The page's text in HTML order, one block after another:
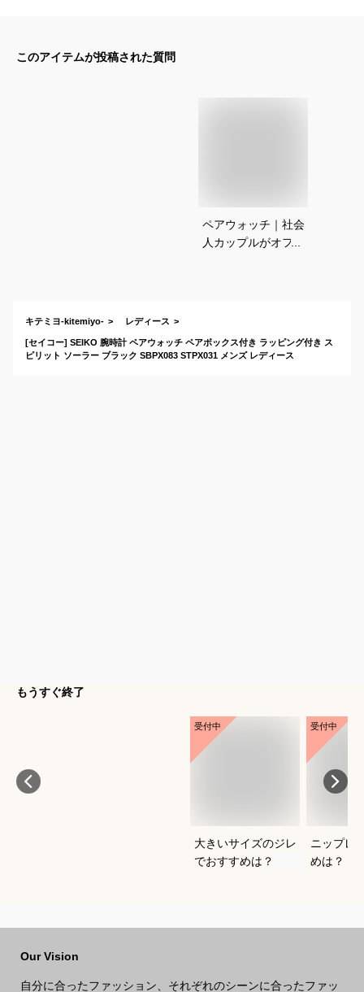
このアイテムが投稿された質問
ペアウォッチ｜社会
人カップルがオフィ
キテミヨ-kitemiyo- レディース
[セイコー] SEIKO 腕時計 ペアウォッチ ペアボックス付き ラッピング付き ス
ピリット ソーラー ブラック SBPX083 STPX031 メンズ レディース
もうすぐ終了
受付中
大きいサイズのジレ
でおすすめは？
受付中
ニップレ
めは？
Our Vision
自分に合ったファッション、それぞれのシーンに合ったファッ